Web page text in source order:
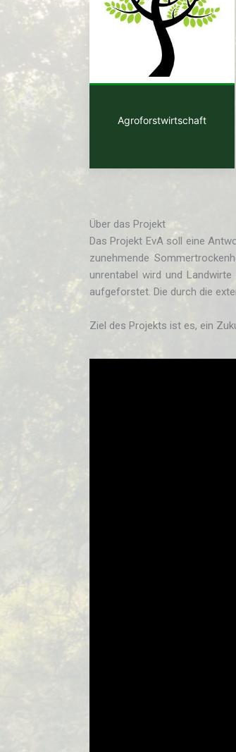
Agroforstwirtschaft
Über das Projekt
Das Projekt EvA soll eine
zunehmende
unrentabel wird und
aufgeforstet. Die durch die
Ziel des Projekts ist es, ein